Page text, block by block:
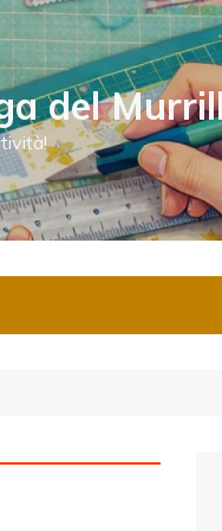
del